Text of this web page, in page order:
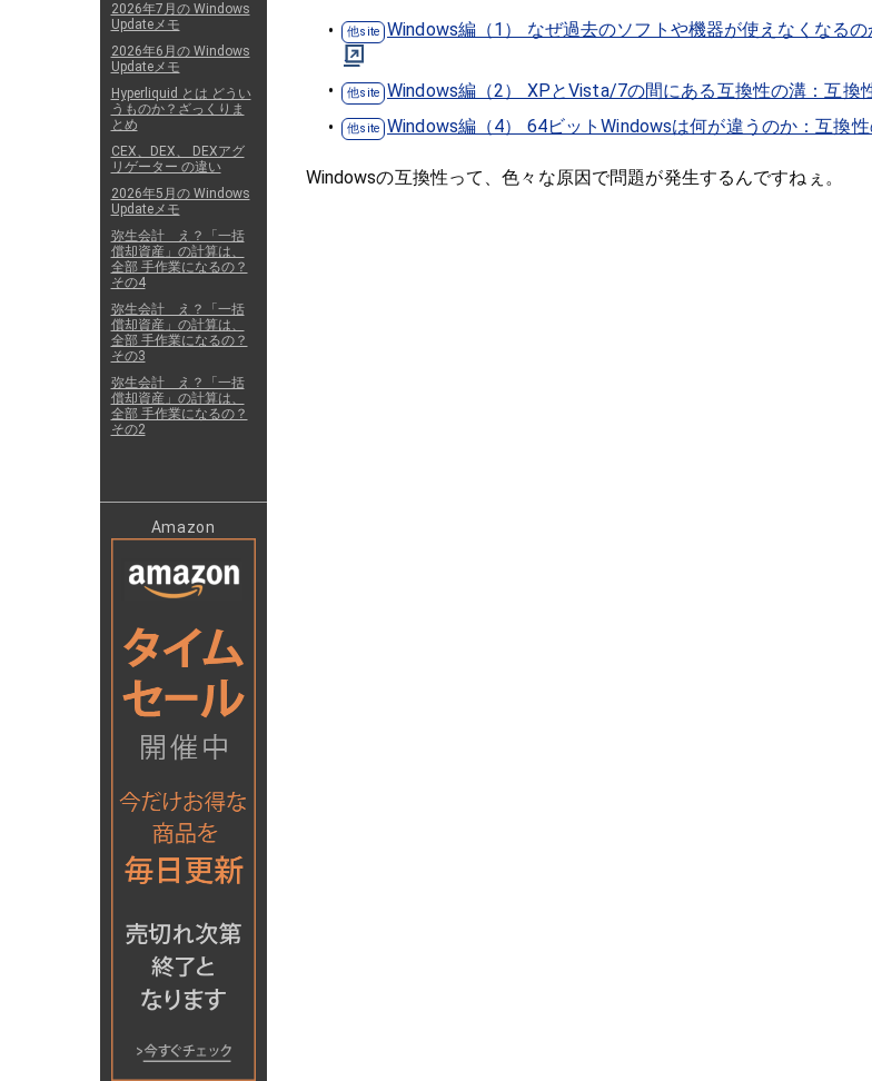
Windows編（1） なぜ過去のソフトや機器が使えなくなる
Windows編（2） XPとVista/7の間にある互換性の溝：互換
Windows編（4） 64ビットWindowsは何が違うのか：互換
Windowsの互換性って、色々な原因で問題が発生するんですねぇ。
2026年7月の Windows
Updateメモ
2026年6月の Windows
Updateメモ
Hyperliquid とは どうい
うものか？ざっくりま
とめ
CEX、DEX、 DEXアグ
リゲーター の違い
2026年5月の Windows
Updateメモ
弥生会計 え？「一括
償却資産」の計算は、
全部 手作業になるの？
その4
弥生会計 え？「一括
償却資産」の計算は、
全部 手作業になるの？
その3
弥生会計 え？「一括
償却資産」の計算は、
全部 手作業になるの？
その2
Amazon